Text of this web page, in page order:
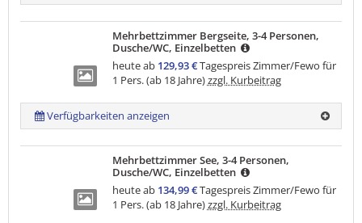
Mehrbettzimmer Bergseite, 3-4 Personen,
Dusche/WC, Einzelbetten
heute ab 129,93 €Tagespreis Zimmer/Fewo für
1 Pers. (ab 18 Jahre)zzgl. Kurbeitrag
Verfügbarkeiten anzeigen
Mehrbettzimmer See, 3-4 Personen,
Dusche/WC, Einzelbetten
heute ab 134,99 €Tagespreis Zimmer/Fewo für
1 Pers. (ab 18 Jahre)zzgl. Kurbeitrag